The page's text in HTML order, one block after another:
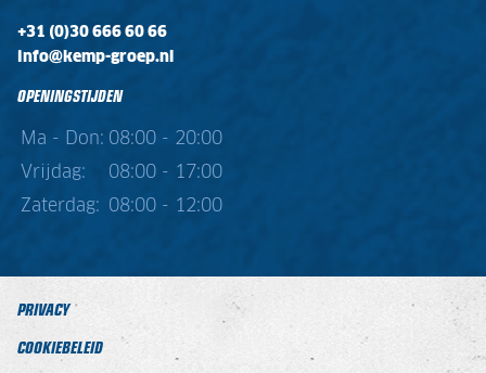
+31 (0)30 666 60 66
info@kemp-groep.nl
OPENINGSTIJDEN
Ma - Don: 08:00 - 20:00
Vrijdag:
08:00 - 17:00
Zaterdag:
08:00 - 12:00
PRIVACY
COOKIEBELEID